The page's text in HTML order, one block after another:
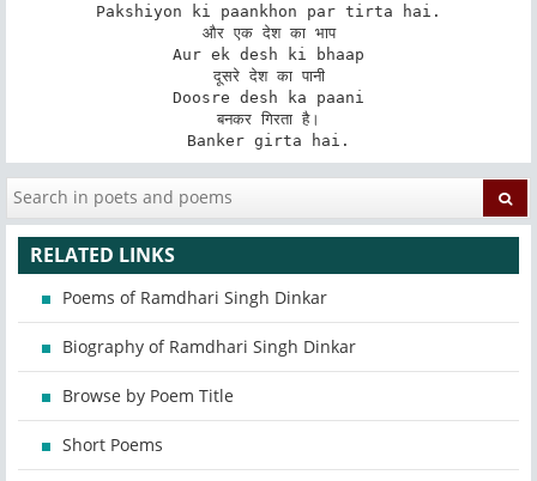
Pakshiyon ki paankhon par tirta hai.
और एक देश का भाप
Aur ek desh ki bhaap
दूसरे देश का पानी
Doosre desh ka paani
बनकर गिरता है।
Banker girta hai.
RELATED LINKS
Poems of Ramdhari Singh Dinkar
Biography of Ramdhari Singh Dinkar
Browse by Poem Title
Short Poems